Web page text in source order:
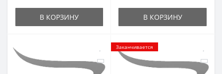
В КОРЗИНУ В КОРЗИНУ
Заканчивается